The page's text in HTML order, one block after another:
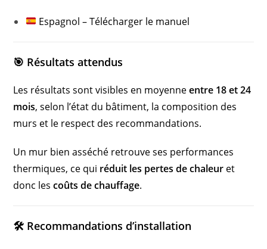
Espagnol –Télécharger le manuel
🎯 Résultats attendus
Les résultats sont visibles en moyenneentre 18 et 24
mois, selon l’état du bâtiment, la composition des
murs et le respect des recommandations.
Un mur bien asséché retrouve ses performances
thermiques, ce qui réduit les pertes de chaleur et
donc lescoûts de chauffage.
🛠️ Recommandations d’installation